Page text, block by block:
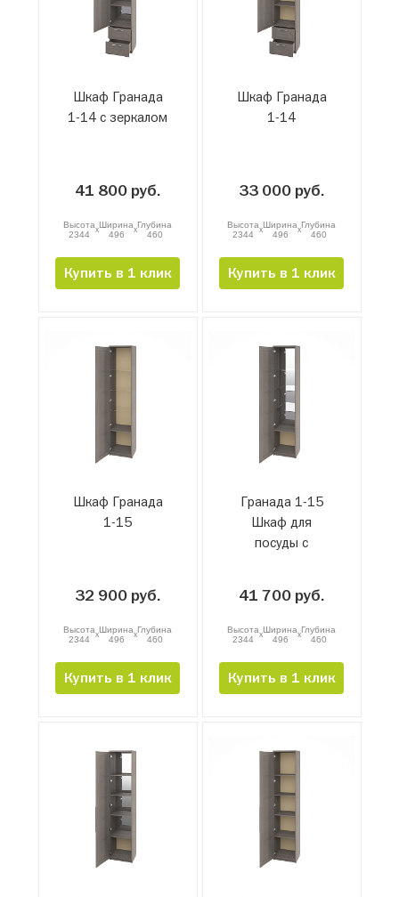
Шкаф Гранада
1-14 с зеркалом
41 800 руб.
Высота
2344
xШирина
496
xГлубина
460
Купить в 1 клик
Шкаф Гранада
1-14
33 000 руб.
Высота
2344
xШирина
496
xГлубина
460
Купить в 1 клик
Шкаф Гранада
1-15
32 900 руб.
Высота
2344
xШирина
496
xГлубина
460
Купить в 1 клик
Гранада 1-15
Шкаф для
посуды с
41 700 руб.
Высота
2344
xШирина
496
xГлубина
460
Купить в 1 клик